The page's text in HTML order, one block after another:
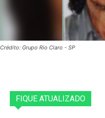
Crédito: Grupo Rio Claro - SP
FIQUE ATUALIZADO